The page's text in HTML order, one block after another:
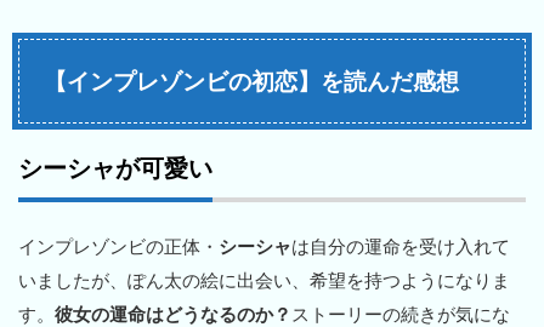
【インプレゾンビの初恋】を読んだ感想
シーシャが可愛い
インプレゾンビの正体・ シーシャは自分の運命を受け入れて
いましたが、ぽん太の絵に出会い、希望を持つようになりま
す。 彼女の運命はどうなるのか？ ストーリーの続きが気にな